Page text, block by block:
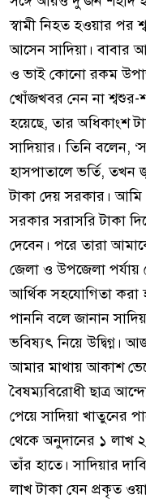
স্বামী নিহত হওয়ার পর
আসেন সাদিয়া। বাবার
ও ভাই কোনো রকম
খোঁজখবর নেন না শ্বশুর-
হয়েছে, তার অধিকাংশ
সাদিয়ার। তিনি বলেন,
হাসপাতালে ভর্তি, তখন
টাকা দেয় সরকার। আমি
সরকার সরাসরি টাকা
দেবেন। পরে তারা
জেলা ও উপজেলা
আর্থিক সহযোগিতা করা
পাননি বলে জানান
ভবিষ্যৎ নিয়ে উদ্বিগ্ন।
আমার মাথায় আকাশ
বৈষম্যবিরোধী ছাত্র
পেয়ে সাদিয়া খাতুনের
থেকে অনুদানের ১ লাখ
তাঁর হাতে। সাদিয়ার
লাখ টাকা যেন প্রকৃত